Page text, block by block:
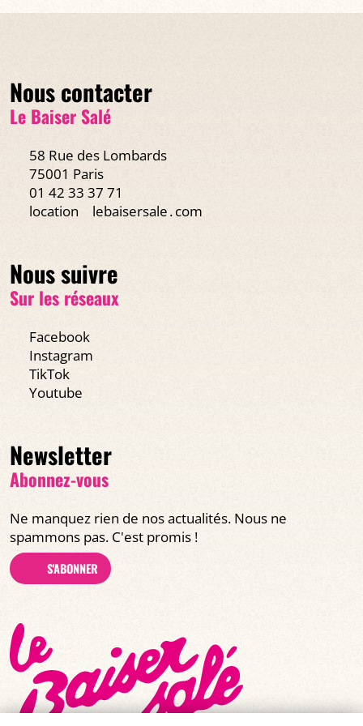
EN SAVOIR PLUS
Nous contacter
Le Baiser Salé
58 Rue des Lombards
75001 Paris
01 42 33 37 71
location
lebaisersale․com
Nous suivre
Sur les réseaux
Facebook
Instagram
TikTok
Youtube
Newsletter
Abonnez-vous
Ne manquez rien de nos actualités. Nous ne
spammons pas. C'est promis !
S'ABONNER